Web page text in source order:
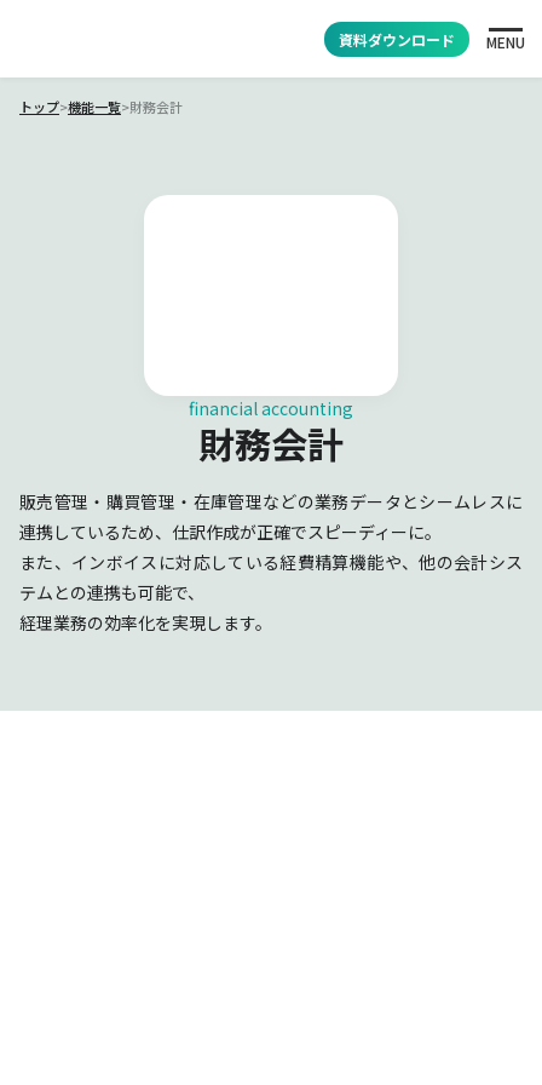
資料ダウンロード MENU
トップ>機能一覧>財務会計
financial accounting
財務会計
販売管理・購買管理・在庫管理などの業務データとシームレスに
連携しているため、仕訳作成が正確でスピーディーに。
また、インボイスに対応している経費精算機能や、他の会計シス
テムとの連携も可能で、
経理業務の効率化を実現します。